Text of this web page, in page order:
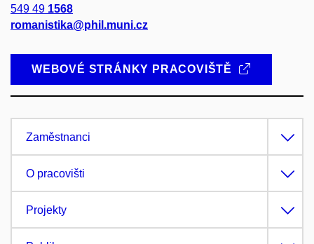
549 49 1568
romanistika@phil.muni.cz
WEBOVÉ STRÁNKY PRACOVIŠTĚ
Zaměstnanci
O pracovišti
Projekty